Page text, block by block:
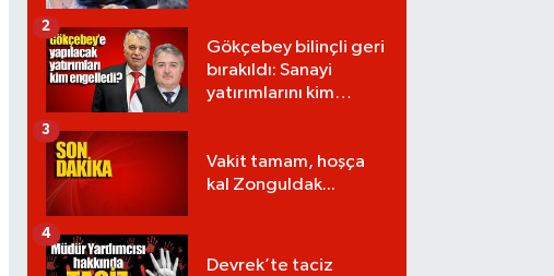
Gökçebey bilinçli geri
bırakıldı: Sanayi
yatırımlarını kim
2
Vakit tamam, hoşça
kal Zonguldak...
3
Devrek’te taciz
4